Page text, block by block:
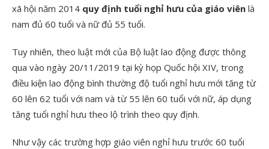
xã hội năm 2014 quy định tuổi nghỉ hưu của giáo viên là
nam đủ 60 tuổi và nữ đủ 55 tuổi.
Tuy nhiên, theo luật mới của Bộ luật lao động được thông
qua vào ngày 20/11/2019 tại kỳ họp Quốc hội XIV, trong
điều kiện lao động bình thường độ tuổi nghỉ hưu mới tăng từ
60 lên 62 tuổi với nam và từ 55 lên 60 tuổi với nữ, áp dụng
tăng tuổi nghỉ hưu theo lộ trình theo quy định.
Như vậy các trường hợp giáo viên nghỉ hưu trước 60 tuổi